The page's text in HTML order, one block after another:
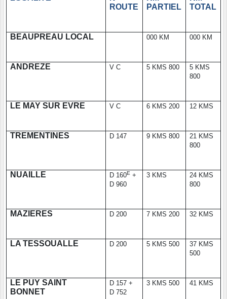
ROUTE
PARTIEL
TOTAL
BEAUPREAU LOCAL 000 KM 000 KM
ANDREZE V C 5 KMS 800
5 KMS
800
LE MAY SUR EVRE V C 6 KMS 200 12 KMS
TREMENTINES D 147 9 KMS 800
21 KMS
800
NUAILLE D 160E +
D 960
3 KMS
24 KMS
800
MAZIERES D 200 7 KMS 200 32 KMS
LA TESSOUALLE D 200 5 KMS 500
37 KMS
500
LE PUY SAINT
BONNET
D 157 +
D 752
3 KMS 500 41 KMS